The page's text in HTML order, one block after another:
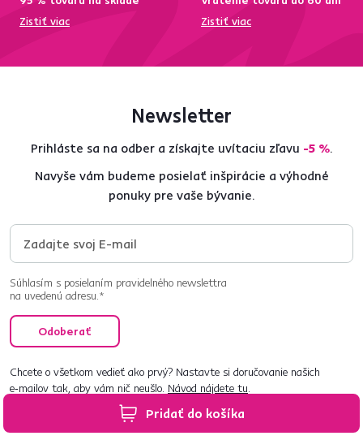
Pridať do košíka
Zistiť viac
Zistiť viac
Newsletter
Prihláste sa na odber a získajte uvítaciu zľavu -5 %.
Navyše vám budeme posielať inšpirácie a výhodné
ponuky pre vaše bývanie.
Súhlasím s posielaním pravidelného newslettra
na uvedenú adresu.*
Odoberať
Chcete o všetkom vedieť ako prvý? Nastavte si doručovanie našich
e‑mailov tak, aby vám nič neušlo. Návod nájdete tu.